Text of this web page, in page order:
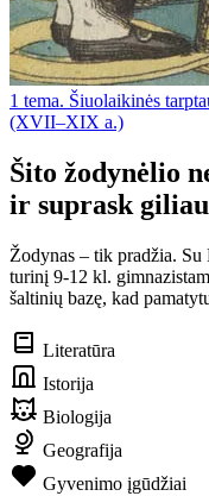
1 tema. Šiuolaikinės
(XVII–XIX a.)
Šito žodynėlio
ir suprask giliau
Žodynas – tik pradžia. Su
turinį 9-12 kl.
šaltinių bazę, kad
Literatūra
Istorija
Biologija
Geografija
Gyvenimo įgūdžiai